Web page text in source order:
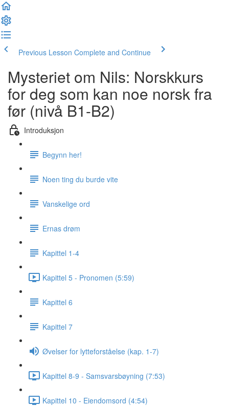
Previous Lesson Complete and Continue
Mysteriet om Nils: Norskkurs
for deg som kan noe norsk fra
før (nivå B1-B2)
Introduksjon
Begynn her!
Noen ting du burde vite
Vanskelige ord
Ernas drøm
Kapittel 1-4
Kapittel 5 - Pronomen (5:59)
Kapittel 6
Kapittel 7
Øvelser for lytteforståelse (kap. 1-7)
Kapittel 8-9 - Samsvarsbøyning (7:53)
Kapittel 10 - Eiendomsord (4:54)